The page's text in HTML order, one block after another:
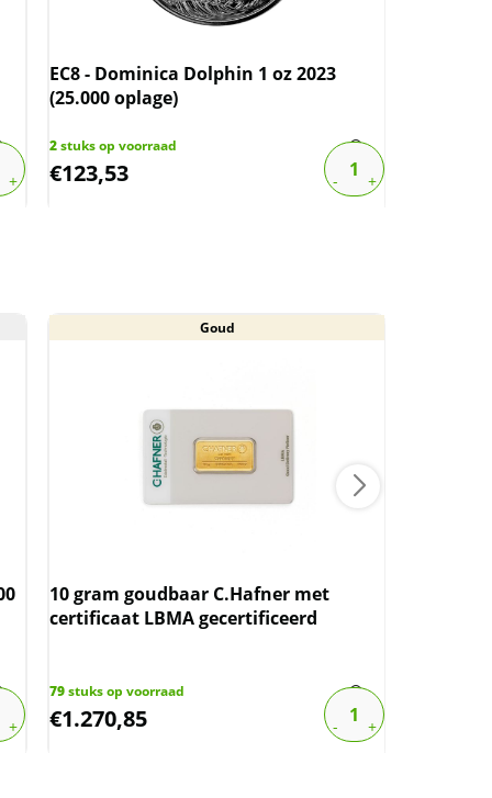
EC8 - Dominica Dolphin 1 oz 2023
(25.000 oplage)
2stuks op voorraad
€123,53
Goud
10 gram goudbaar C.Hafner met
certificaat LBMA gecertificeerd
79stuks op voorraad
€1.270,85